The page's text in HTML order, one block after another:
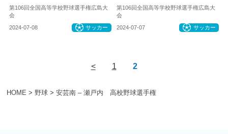
HOME > 野球> 安芸南 – 瀬戸内 高校野球選手権
第106回全国高等学校野球選手権広島大
会
2024-07-08 サッカー
第106回全国高等学校野球選手権広島大
会
2024-07-07 サッカー
< 1 2